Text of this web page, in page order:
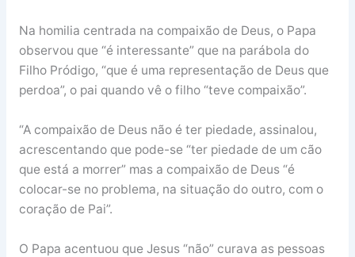
Na homilia centrada na compaixão de Deus, o Papa
observou que “é interessante” que na parábola do
Filho Pródigo, “que é uma representação de Deus que
perdoa”, o pai quando vê o filho “teve compaixão”.
“A compaixão de Deus não é ter piedade, assinalou,
acrescentando que pode-se “ter piedade de um cão
que está a morrer” mas a compaixão de Deus “é
colocar-se no problema, na situação do outro, com o
coração de Pai”.
O Papa acentuou que Jesus “não” curava as pessoas